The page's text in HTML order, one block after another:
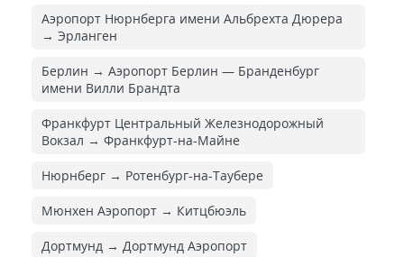
Аэропорт Нюрнберга имени Альбрехта Дюрера
→ Эрланген
Берлин → Аэропорт Берлин — Бранденбург
имени Вилли Брандта
Франкфурт Центральный Железнодорожный
Вокзал → Франкфурт-на-Майне
Нюрнберг → Ротенбург-на-Таубере
Мюнхен Аэропорт → Китцбюэль
Дортмунд → Дортмунд Аэропорт